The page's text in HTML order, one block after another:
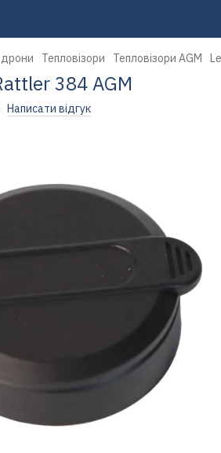
дрони Тепловізори Тепловізори AGM
384 AGM
Написати відгук